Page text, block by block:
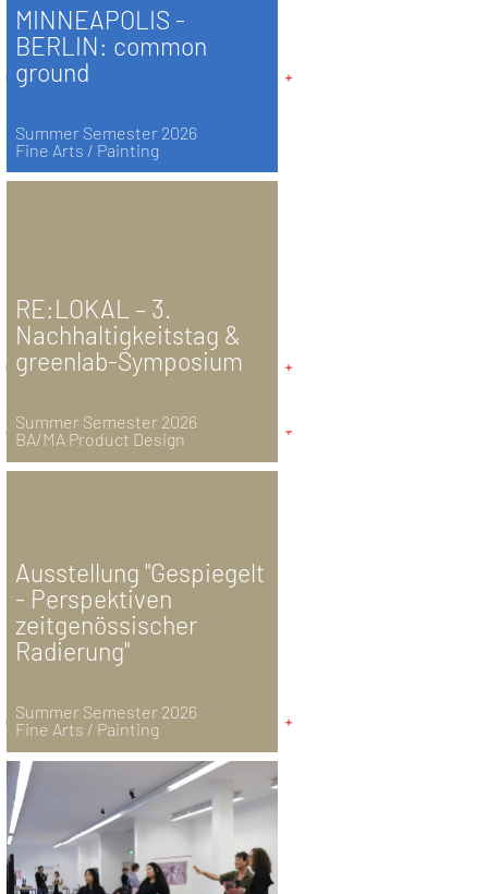
MINNEAPOLIS -
BERLIN: common
ground
Summer Semester 2026
Fine Arts / Painting
RE:LOKAL – 3.
Nachhaltigkeitstag &
greenlab-Symposium
Summer Semester 2026
BA/MA Product Design
Ausstellung "Gespiegelt
- Perspektiven
zeitgenössischer
Radierung"
Summer Semester 2026
Fine Arts / Painting